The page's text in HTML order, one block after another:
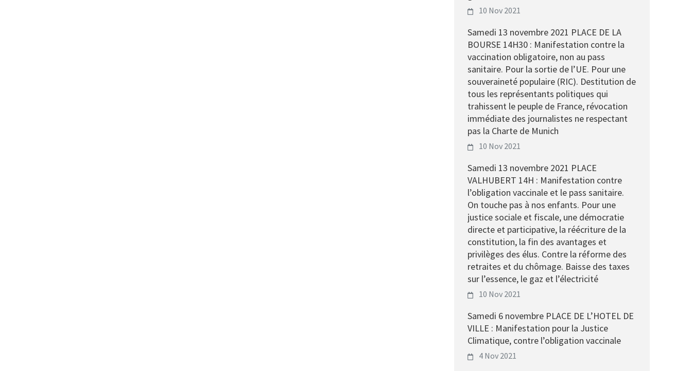
10 Nov 2021
Samedi 13 novembre 2021 PLACE DE LA
BOURSE 14H30 : Manifestation contre la
vaccination obligatoire, non au pass
sanitaire. Pour la sortie de l’UE. Pour une
souveraineté populaire (RIC). Destitution de
tous les représentants politiques qui
trahissent le peuple de France, révocation
immédiate des journalistes ne respectant
pas la Charte de Munich
10 Nov 2021
Samedi 13 novembre 2021 PLACE
VALHUBERT 14H : Manifestation contre
l’obligation vaccinale et le pass sanitaire.
On touche pas à nos enfants. Pour une
justice sociale et fiscale, une démocratie
directe et participative, la réécriture de la
constitution, la fin des avantages et
privilèges des élus. Contre la réforme des
retraites et du chômage. Baisse des taxes
sur l’essence, le gaz et l’électricité
10 Nov 2021
Samedi 6 novembre PLACE DE L’HOTEL DE
VILLE : Manifestation pour la Justice
Climatique, contre l’obligation vaccinale
4 Nov 2021